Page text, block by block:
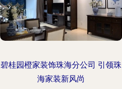
碧桂园橙家装饰珠海分公司 引领珠
海家装新风尚